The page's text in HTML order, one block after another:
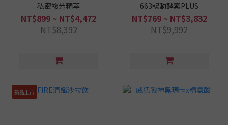
私密複芳精萃
NT$899 ~ NT$4,472
NT$8,392
663暢動酵素PLUS
NT$769 ~ NT$3,832
NT$9,992
新品上市